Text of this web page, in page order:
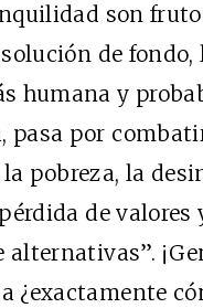
son
de fondo,
humana y
pasa por
la pobreza, la
de valores
alternativas”.
¿exactamente